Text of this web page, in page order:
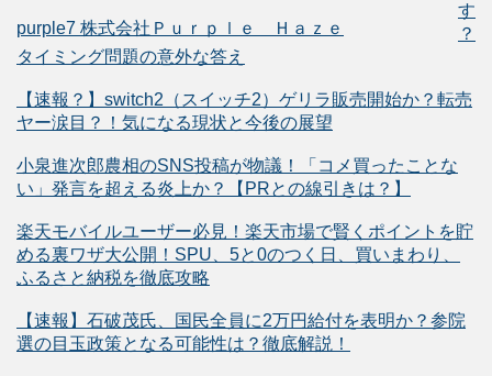
purple7 株式会社Ｐｕｒｐｌｅ Ｈａｚｅ
す
？
タイミング問題の意外な答え
【速報？】switch2（スイッチ2）ゲリラ販売開始か？転売
ヤー涙目？！気になる現状と今後の展望
小泉進次郎農相のSNS投稿が物議！「コメ買ったことな
い」発言を超える炎上か？【PRとの線引きは？】
楽天モバイルユーザー必見！楽天市場で賢くポイントを貯
める裏ワザ大公開！SPU、5と0のつく日、買いまわり、
ふるさと納税を徹底攻略
【速報】石破茂氏、国民全員に2万円給付を表明か？参院
選の目玉政策となる可能性は？徹底解説！